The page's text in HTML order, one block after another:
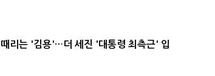
때리는 '김용'…더 세진 '대통령 최측근' 입